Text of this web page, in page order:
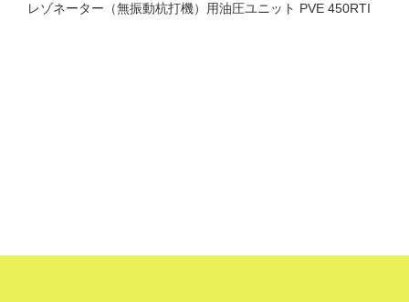
レゾネーター（無振動杭打機）用油圧ユニット PVE 450RTI